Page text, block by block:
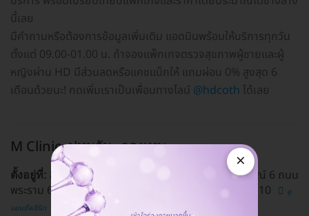
นี้เลย
มีคำถามหรือต้องการข้อมูลเพิ่มเติม แอดมินพร้อมให้บริการทุกวัน
ตั้งแต่ 09.00-01.00 น. ถ้าจองแพ็กเกจตรวจสุขภาพผู้ชายและผู้
หญิงผ่าน HD มีส่วนลดหรือแคชแบ็กให้ แถมผ่อน 0% สูงสุด 6
เดือนด้วยนะ! กดเพิ่มเราเป็นเพื่อนทางไลน์ @hdcoth ได้เลย
M Clinic ปทุมวัน, กรุงเทพ
ตั้งอยู่ที่: 849/44 โครงการ Stadium One ซ. จุฬาลงกรณ์ 6 ถนน
พระราม 6 แขวงวังใหม่ เขตปทุมวัน กรุงเทพมหานคร 10110
ดู
แผนที่คลินิก
×